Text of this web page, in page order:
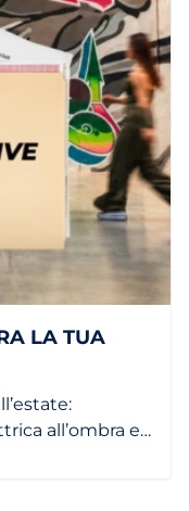
LA TUA
all’ombra e